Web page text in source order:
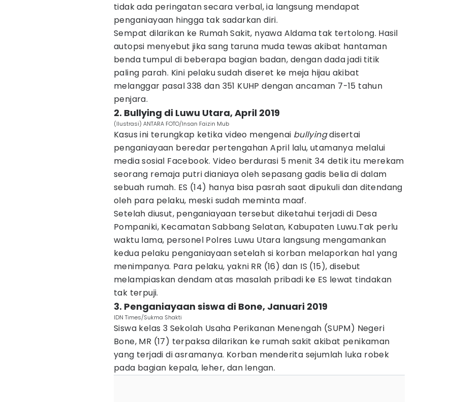
tidak ada peringatan secara verbal, ia langsung mendapat
penganiayaan hingga tak sadarkan diri.
Sempat dilarikan ke Rumah Sakit, nyawa Aldama tak tertolong. Hasil
autopsi menyebut jika sang taruna muda tewas akibat hantaman
benda tumpul di beberapa bagian badan, dengan dada jadi titik
paling parah. Kini pelaku sudah diseret ke meja hijau akibat
melanggar pasal 338 dan 351 KUHP dengan ancaman 7-15 tahun
penjara.
2. Bullying di Luwu Utara, April 2019
(Ilustrasi) ANTARA FOTO/Insan Faizin Mub
Kasus ini terungkap ketika video mengenai bullyingdisertai
penganiayaan beredar pertengahan April lalu, utamanya melalui
media sosial Facebook. Video berdurasi 5 menit 34 detik itu merekam
seorang remaja putri dianiaya oleh sepasang gadis belia di dalam
sebuah rumah. ES (14) hanya bisa pasrah saat dipukuli dan ditendang
oleh para pelaku, meski sudah meminta maaf.
Setelah diusut, penganiayaan tersebut diketahui terjadi di Desa
Pompaniki, Kecamatan Sabbang Selatan, Kabupaten Luwu.Tak perlu
waktu lama, personel Polres Luwu Utara langsung mengamankan
kedua pelaku penganiayaan setelah si korban melaporkan hal yang
menimpanya. Para pelaku, yakni RR (16) dan IS (15), disebut
melampiaskan dendam atas masalah pribadi ke ES lewat tindakan
tak terpuji.
3. Penganiayaan siswa di Bone, Januari 2019
IDN Times/Sukma Shakti
Siswa kelas 3 Sekolah Usaha Perikanan Menengah (SUPM) Negeri
Bone, MR (17) terpaksa dilarikan ke rumah sakit akibat penikaman
yang terjadi di asramanya. Korban menderita sejumlah luka robek
pada bagian kepala, leher, dan lengan.